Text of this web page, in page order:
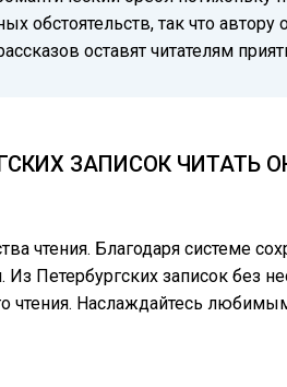
так что автору
оставят читателям
ЗАПИСОК ЧИТАТЬ
чтения. Благодаря системе
Из Петербургских записок без
чтения. Наслаждайтесь